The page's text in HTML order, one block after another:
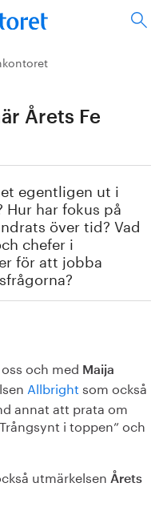
Årets Fe
egentligen ut i
har fokus på
över tid? Vad
chefer i
för att jobba
och med Maija
Allbright som också
annat att prata om
i toppen” och
utmärkelsen Årets